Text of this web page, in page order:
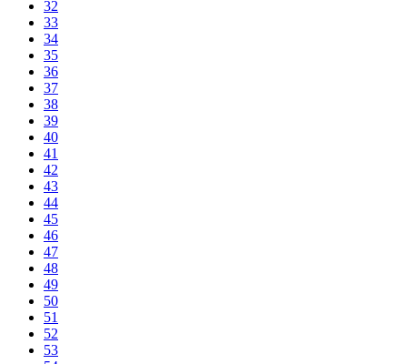
32
33
34
35
36
37
38
39
40
41
42
43
44
45
46
47
48
49
50
51
52
53